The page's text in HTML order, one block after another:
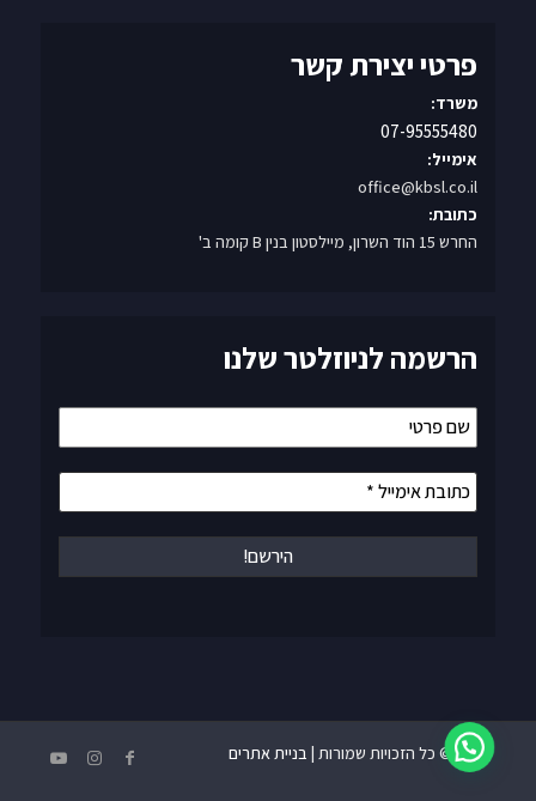
פרטי יצירת קשר
משרד:
07-95555480
אימייל:
office@kbsl.co.il
כתובת:
החרש 15 הוד השרון, מיילסטון בנין B קומה ב'
הרשמה לניוזלטר שלנו
שם
פרטי
כתובת
אימייל
*
© כל הזכויות שמורות | בניית אתרים